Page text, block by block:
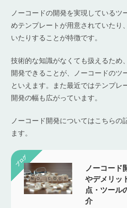
ノーコードの開発を実現しているツ
めテンプレートが用意されていたり
いたりすることが特徴です。
技術的な知識がなくても扱えるため
開発できることが、ノーコードのツ
といえます。また最近ではテンプレ
開発の幅も広がっています。
ノーコード開発についてはこちらの
ます。
ノーコード
やデメリッ
点・ツール
介